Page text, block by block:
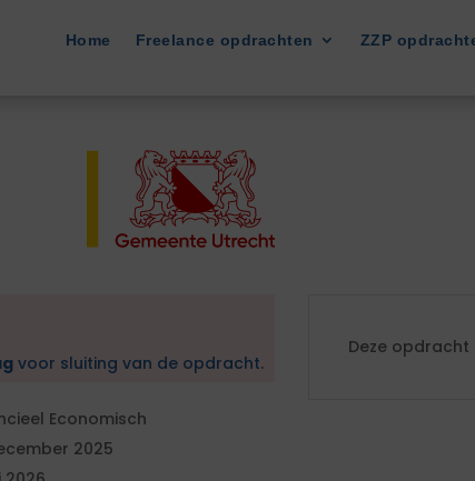
Home Freelance opdrachten ZZP
voor sluiting van de opdracht.
Economisch
2025
Deze opdracht